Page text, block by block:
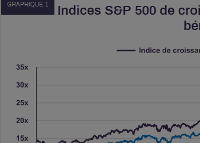
GRAPHIQUE 1
Indices S&P 500 de